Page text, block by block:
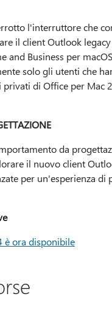
l'interruttore che
il client Outlook
and Business per
solo gli utenti che
privati di Office per Mac
da
il nuovo client
per un'esperienza di
è ora disponibile